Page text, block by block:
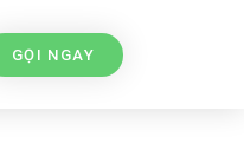
GỌI NGAY